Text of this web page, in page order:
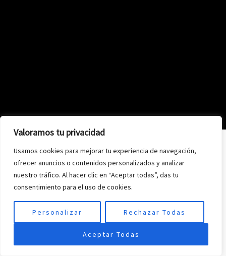
Valoramos tu privacidad
Usamos cookies para mejorar tu experiencia de navegación,
ofrecer anuncios o contenidos personalizados y analizar
nuestro tráfico. Al hacer clic en “Aceptar todas”, das tu
consentimiento para el uso de cookies.
Personalizar Rechazar Todas
Aceptar Todas